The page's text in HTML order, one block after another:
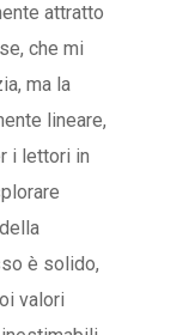
attratto
che mi
ma la
lineare,
i lettori in
è solido,
valori